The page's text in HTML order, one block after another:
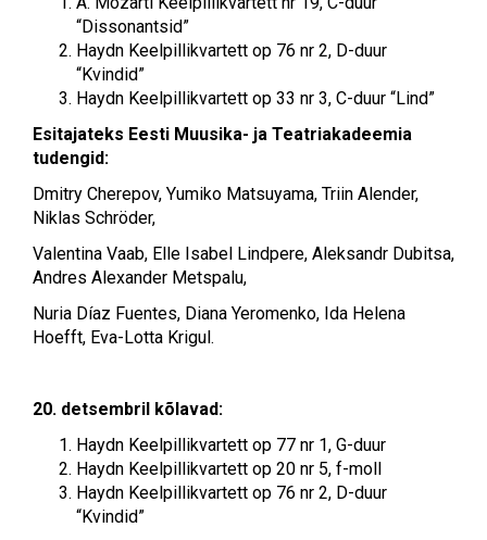
“Dissonantsid”
Haydn Keelpillikvartett op 76 nr 2, D-duur
“Kvindid”
Haydn Keelpillikvartett op 33 nr 3, C-duur “Lind”
Esitajateks Eesti Muusika- ja Teatriakadeemia
tudengid:
Dmitry Cherepov, Yumiko Matsuyama, Triin Alender,
Niklas Schröder,
Valentina Vaab, Elle Isabel Lindpere, Aleksandr Dubitsa,
Andres Alexander Metspalu,
Nuria Díaz Fuentes, Diana Yeromenko, Ida Helena
Hoefft, Eva-Lotta Krigul.
20. detsembril kõlavad:
Haydn Keelpillikvartett op 77 nr 1, G-duur
Haydn Keelpillikvartett op 20 nr 5, f-moll
Haydn Keelpillikvartett op 76 nr 2, D-duur
“Kvindid”